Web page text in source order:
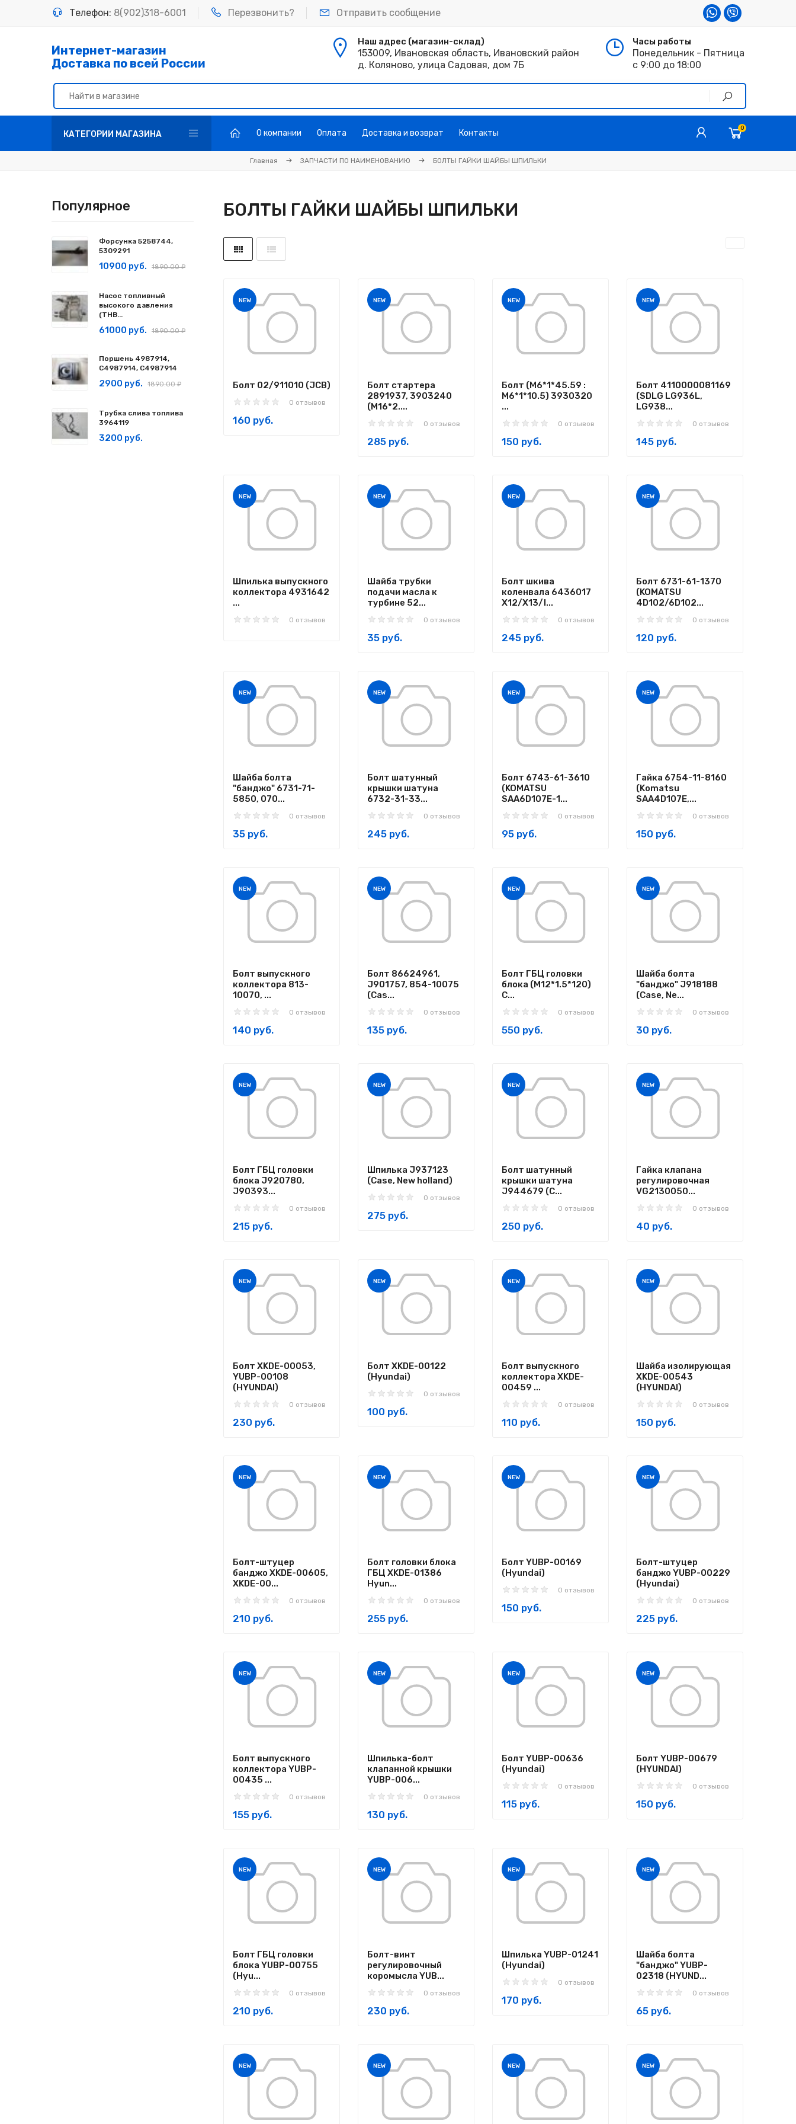
Телефон: 8(902)318-6001 Перезвонить? Отправить сообщение
Интернет-магазин
Доставка по всей России
Наш адрес (магазин-склад)
153009, Ивановская область, Ивановский район
д. Коляново, улица Садовая, дом 7Б
Часы работы
Понедельник - Пятница
с 9:00 до 18:00
КАТЕГОРИИ МАГАЗИНА О компании Оплата Доставка и возврат Контакты 0
Главная ЗАПЧАСТИ ПО НАИМЕНОВАНИЮ БОЛТЫ ГАЙКИ ШАЙБЫ ШПИЛЬКИ
БОЛТЫ ГАЙКИ ШАЙБЫ ШПИЛЬКИ
NEW
Болт 02/911010 (JCB)
0 отзывов
160 руб.
NEW
Болт стартера
2891937, 3903240
(M16*2....
0 отзывов
285 руб.
NEW
Болт (М6*1*45.59 :
М6*1*10.5) 3930320
...
0 отзывов
150 руб.
NEW
Болт 4110000081169
(SDLG LG936L,
LG938...
0 отзывов
145 руб.
NEW
Шпилька выпускного
коллектора 4931642
...
0 отзывов
NEW
Шайба трубки
подачи масла к
турбине 52...
0 отзывов
35 руб.
NEW
Болт шкива
коленвала 6436017
X12/X13/I...
0 отзывов
245 руб.
NEW
Болт 6731-61-1370
(KOMATSU
4D102/6D102...
0 отзывов
120 руб.
NEW
Шайба болта
"банджо" 6731-71-
5850, 070...
0 отзывов
35 руб.
NEW
Болт шатунный
крышки шатуна
6732-31-33...
0 отзывов
245 руб.
NEW
Болт 6743-61-3610
(KOMATSU
SAA6D107E-1...
0 отзывов
95 руб.
NEW
Гайка 6754-11-8160
(Komatsu
SAA4D107E,...
0 отзывов
150 руб.
NEW
Болт выпускного
коллектора 813-
10070, ...
0 отзывов
140 руб.
NEW
Болт 86624961,
J901757, 854-10075
(Cas...
0 отзывов
135 руб.
NEW
Болт ГБЦ головки
блока (M12*1.5*120)
C...
0 отзывов
550 руб.
NEW
Шайба болта
"банджо" J918188
(Case, Ne...
0 отзывов
30 руб.
NEW
Болт ГБЦ головки
блока J920780,
J90393...
0 отзывов
215 руб.
NEW
Шпилька J937123
(Case, New holland)
0 отзывов
275 руб.
NEW
Болт шатунный
крышки шатуна
J944679 (C...
0 отзывов
250 руб.
NEW
Гайка клапана
регулировочная
VG2130050...
0 отзывов
40 руб.
NEW
Болт XKDE-00053,
YUBP-00108
(HYUNDAI)
0 отзывов
230 руб.
NEW
Болт XKDE-00122
(Hyundai)
0 отзывов
100 руб.
NEW
Болт выпускного
коллектора XKDE-
00459 ...
0 отзывов
110 руб.
NEW
Шайба изолирующая
XKDE-00543
(HYUNDAI)
0 отзывов
150 руб.
NEW
Болт-штуцер
банджо XKDE-00605,
XKDE-00...
0 отзывов
210 руб.
NEW
Болт головки блока
ГБЦ XKDE-01386
Hyun...
0 отзывов
255 руб.
NEW
Болт YUBP-00169
(Hyundai)
0 отзывов
150 руб.
NEW
Болт-штуцер
банджо YUBP-00229
(Hyundai)
0 отзывов
225 руб.
NEW
Болт выпускного
коллектора YUBP-
00435 ...
0 отзывов
155 руб.
NEW
Шпилька-болт
клапанной крышки
YUBP-006...
0 отзывов
130 руб.
NEW
Болт YUBP-00636
(Hyundai)
0 отзывов
115 руб.
NEW
Болт YUBP-00679
(HYUNDAI)
0 отзывов
150 руб.
NEW
Болт ГБЦ головки
блока YUBP-00755
(Hyu...
0 отзывов
210 руб.
NEW
Болт-винт
регулировочный
коромысла YUB...
0 отзывов
230 руб.
NEW
Шпилька YUBP-01241
(Hyundai)
0 отзывов
170 руб.
NEW
Шайба болта
"банджо" YUBP-
02318 (HYUND...
0 отзывов
65 руб.
NEW NEW NEW NEW
Популярное
Форсунка 5258744,
5309291
10900 руб. 1890.00 ₽
Насос топливный
высокого давления
(ТНВ...
61000 руб. 1890.00 ₽
Поршень 4987914,
C4987914, С4987914
2900 руб. 1890.00 ₽
Трубка слива топлива
3964119
3200 руб.